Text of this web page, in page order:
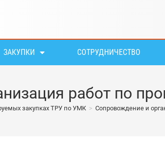
ЗАКУПКИ СОТРУДНИЧЕСТВО
работ по
закупках ТРУ по УМК > Сопровождение и